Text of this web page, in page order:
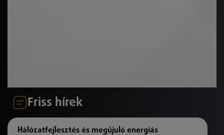
Friss hírek
Hálózatfejlesztés és megújuló energiás